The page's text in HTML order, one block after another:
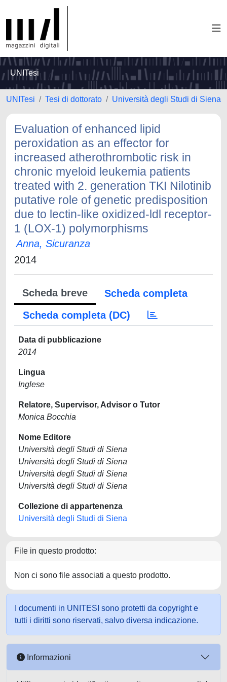
UNITesi
UNITesi Tesi di dottorato Università degli Studi di Siena
Evaluation of enhanced lipid
peroxidation as an effector for
increased atherothrombotic risk in
chronic myeloid leukemia patients
treated with 2. generation TKI Nilotinib
putative role of genetic predisposition
due to lectin-like oxidized-ldl receptor-
1 (LOX-1) polymorphisms
Anna, Sicuranza
2014
Scheda breve
Scheda completa
Scheda completa (DC)
Data di pubblicazione
2014
Lingua
Inglese
Relatore, Supervisor, Advisor o Tutor
Monica Bocchia
Nome Editore
Università degli Studi di Siena
Università degli Studi di Siena
Università degli Studi di Siena
Università degli Studi di Siena
Collezione di appartenenza
Università degli Studi di Siena
File in questo prodotto:
Non ci sono file associati a questo prodotto.
I documenti in UNITESI sono protetti da copyright e
tutti i diritti sono riservati, salvo diversa indicazione.
Informazioni